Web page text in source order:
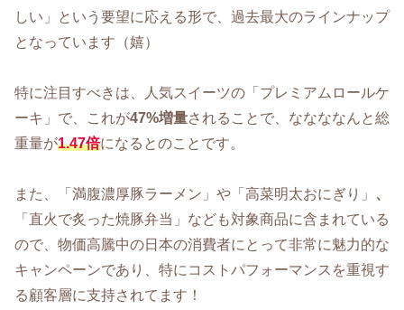
しい」という要望に応える形で、過去最大のラインナップ
となっています（嬉）
特に注目すべきは、人気スイーツの「プレミアムロールケ
ーキ」で、これが47%増量されることで、ななななんと総
重量が1.47倍になるとのことです。
また、「満腹濃厚豚ラーメン」や「高菜明太おにぎり」 、
「直火で炙った焼豚弁当」なども対象商品に含まれている
ので、物価高騰中の日本の消費者にとって非常に魅力的な
キャンペーンであり、特にコストパフォーマンスを重視す
る顧客層に支持されてます！